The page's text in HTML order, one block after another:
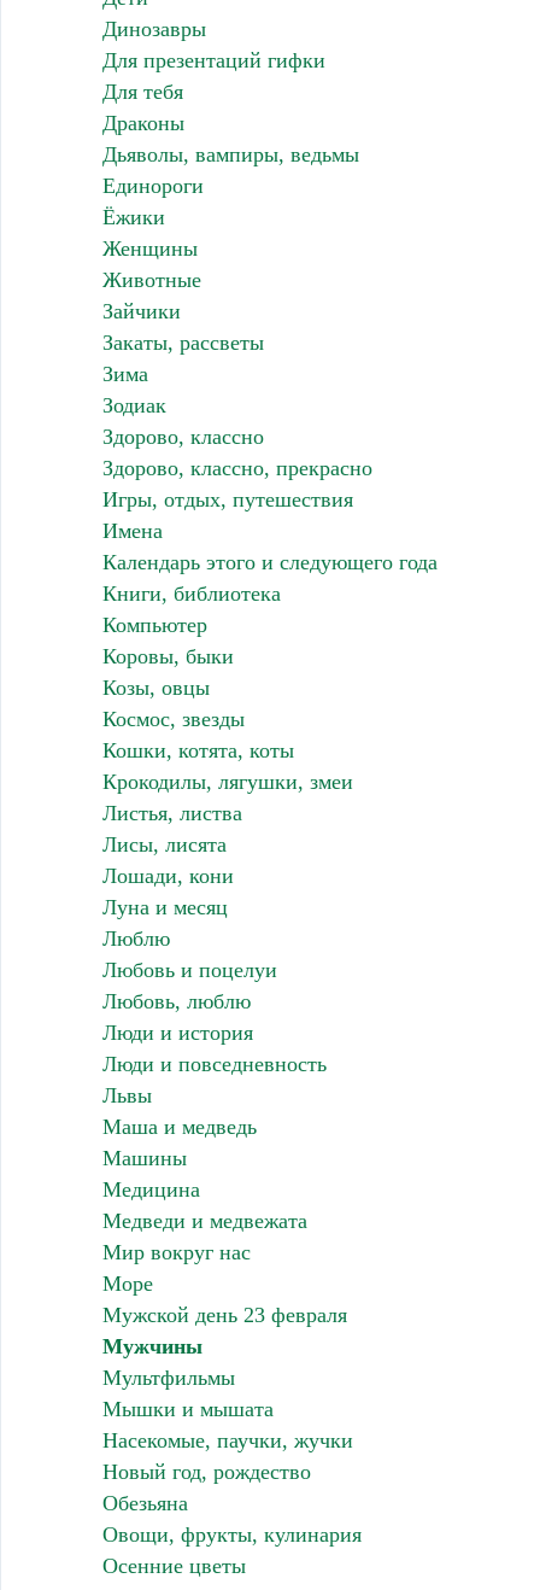
Динозавры
Для презентаций гифки
Для тебя
Драконы
Дьяволы, вампиры, ведьмы
Единороги
Ёжики
Женщины
Животные
Зайчики
Закаты, рассветы
Зима
Зодиак
Здорово, классно
Здорово, классно, прекрасно
Игры, отдых, путешествия
Имена
Календарь этого и следующего года
Книги, библиотека
Компьютер
Коровы, быки
Козы, овцы
Космос, звезды
Кошки, котята, коты
Крокодилы, лягушки, змеи
Листья, листва
Лисы, лисята
Лошади, кони
Луна и месяц
Люблю
Любовь и поцелуи
Любовь, люблю
Люди и история
Люди и повседневность
Львы
Маша и медведь
Машины
Медицина
Медведи и медвежата
Мир вокруг нас
Море
Мужской день 23 февраля
Мужчины
Мультфильмы
Мышки и мышата
Насекомые, паучки, жучки
Новый год, рождество
Обезьяна
Овощи, фрукты, кулинария
Осенние цветы